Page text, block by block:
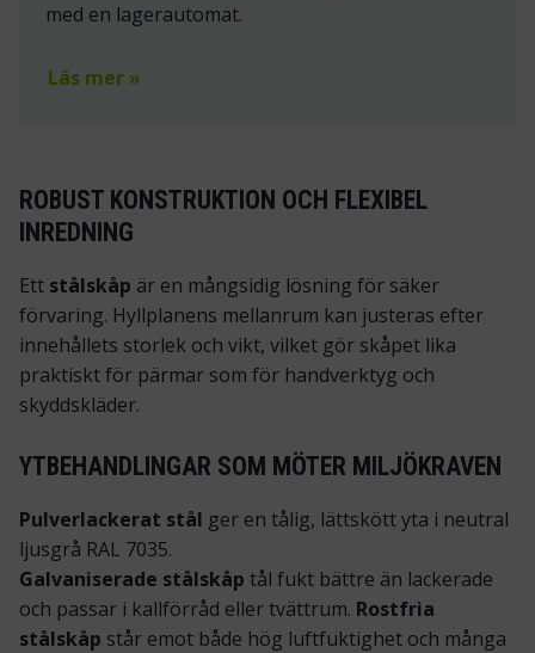
med en lagerautomat.
Läs mer »
ROBUST KONSTRUKTION OCH FLEXIBEL
INREDNING
Ett stålskåp är en mångsidig lösning för säker
förvaring. Hyllplanens mellanrum kan justeras efter
innehållets storlek och vikt, vilket gör skåpet lika
praktiskt för pärmar som för handverktyg och
skyddskläder.
YTBEHANDLINGAR SOM MÖTER MILJÖKRAVEN
Pulverlackerat stål ger en tålig, lättskött yta i neutral
ljusgrå RAL 7035.
Galvaniserade stålskåp tål fukt bättre än lackerade
och passar i kallförråd eller tvättrum. Rostfria
stålskåp står emot både hög luftfuktighet och många